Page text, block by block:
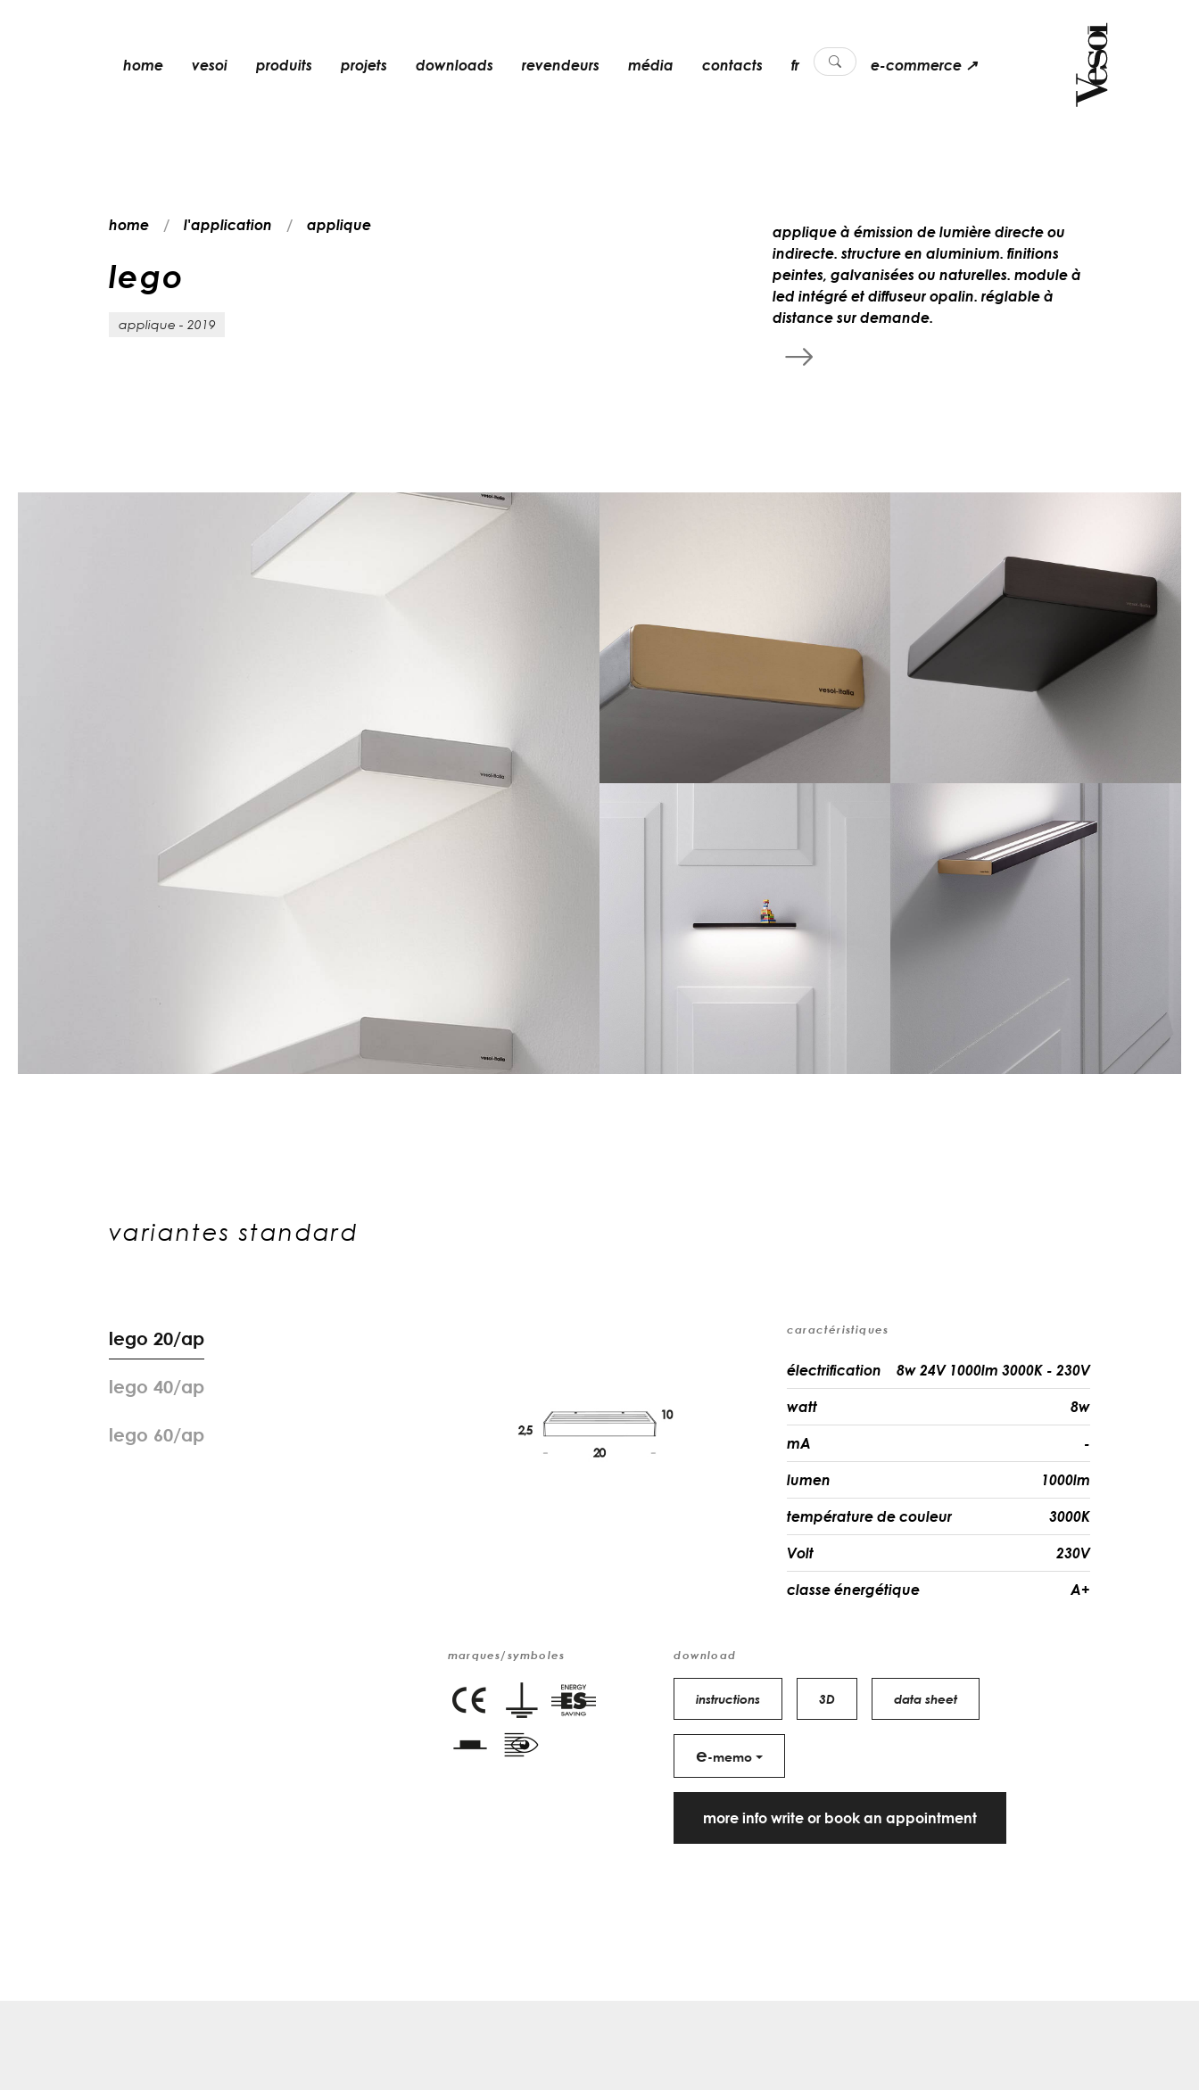
home vesoi produits
lampe de sol
projets downloads revendeurs média contacts fr e-commerce ↗
home l'application applique
lego
applique - 2019
applique à émission de lumière directe ou
indirecte. structure en aluminium. finitions
peintes, galvanisées ou naturelles. module à
led intégré et diffuseur opalin. réglable à
distance sur demande.
variantes standard
lego 20/ap
lego 40/ap
lego 60/ap
caractéristiques
électrification 8w 24V 1000lm 3000K - 230V
watt 8w
mA -
lumen 1000lm
température de couleur 3000K
Volt 230V
classe énergétique A+
marques/symboles download
instructions 3D data sheet
e-memo
more info write or book an appointment